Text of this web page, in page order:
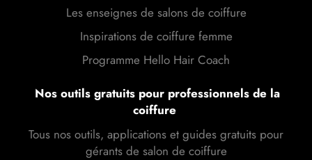
Les enseignes de salons de coiffure
Inspirations de coiffure femme
Programme Hello Hair Coach
Nos outils gratuits pour professionnels de la
coiffure
Tous nos outils, applications et guides gratuits pour
gérants de salon de coiffure